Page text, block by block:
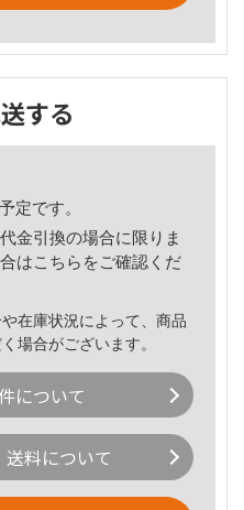
する
定です。
金引換の場合に限りま
はこちら をご確認くだ
在庫状況によって、商品
場合がございます。
について
料について